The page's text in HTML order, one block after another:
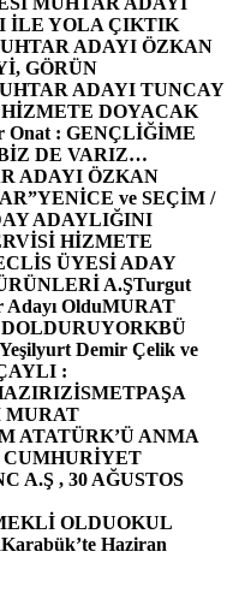
İLE YOLA ÇIKTIK
ADAYI ÖZKAN
GÖRÜN
ADAYI TUNCAY
DOYACAK
Onat : GENÇLİĞİME
DE VARIZ…
ADAYI ÖZKAN
YENİCE ve SEÇİM /
ADAYLIĞINI
HİZMETE
ÜYESİ ADAY
A.ŞTurgut
OlduMURAT
KBÜ
Demir Çelik ve
:
İSMETPAŞA
MURAT
ATATÜRK’Ü ANMA
CUMHURİYET
A.Ş , 30 AĞUSTOS
OLDUOKUL
Karabük’te Haziran